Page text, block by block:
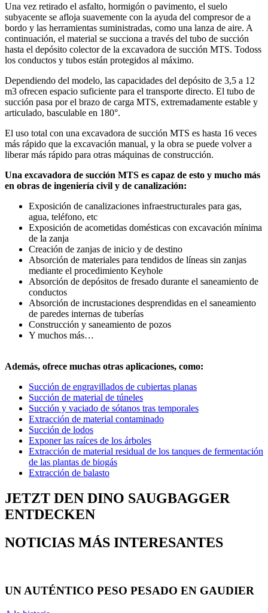
Una vez retirado el asfalto, hormigón o pavimento, el suelo
subyacente se afloja suavemente con la ayuda del compresor de a
bordo y las herramientas suministradas, como una lanza de aire. A
continuación, el material se succiona a través del tubo de succión
hasta el depósito colector de la excavadora de succión MTS. Todoss
los conductos y tubos están protegidos al máximo.
Dependiendo del modelo, las capacidades del depósito de 3,5 a 12
m3 ofrecen espacio suficiente para el transporte directo. El tubo de
succión pasa por el brazo de carga MTS, extremadamente estable y
articulado, basculable en 180°.
El uso total con una excavadora de succión MTS es hasta 16 veces
más rápido que la excavación manual, y la obra se puede volver a
liberar más rápido para otras máquinas de construcción.
Una excavadora de succión MTS es capaz de esto y mucho más
en obras de ingeniería civil y de canalización:
Exposición de canalizaciones infraestructurales para gas,
agua, teléfono, etc
Exposición de acometidas domésticas con excavación mínima
de la zanja
Creación de zanjas de inicio y de destino
Absorción de materiales para tendidos de líneas sin zanjas
mediante el procedimiento Keyhole
Absorción de depósitos de fresado durante el saneamiento de
conductos
Absorción de incrustaciones desprendidas en el saneamiento
de paredes internas de tuberías
Construcción y saneamiento de pozos
Y muchos más…
Además, ofrece muchas otras aplicaciones, como:
Succión de engravillados de cubiertas planas
Succión de material de túneles
Succión y vaciado de sótanos tras temporales
Extracción de material contaminado
Succión de lodos
Exponer las raíces de los árboles
Extracción de material residual de los tanques de fermentación
de las plantas de biogás
Extracción de balasto
JETZT DEN DINO SAUGBAGGER
ENTDECKEN
NOTICIAS MÁS INTERESANTES
UN AUTÉNTICO PESO PESADO EN GAUDIER